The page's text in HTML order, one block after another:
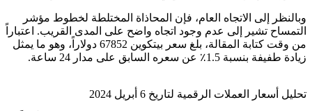
وبالنظر إلى الاتجاه العام، فإن المحاذاة المختلطة لخطوط مؤشر
التمساح تشير إلى عدم وجود اتجاه واضح على المدى القريب. اعتباراً
من وقت كتابة المقالة، بلغ سعر بيتكوين 67852 دولاراً، وهو ما يمثل
زيادة طفيفة بنسبة 1.5٪ عن سعره السابق على مدار 24 ساعة.
تحليل أسعار العملات الرقمية لتاريخ 6 أبريل 2024